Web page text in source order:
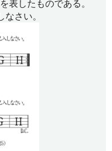
表したものである。
さい。